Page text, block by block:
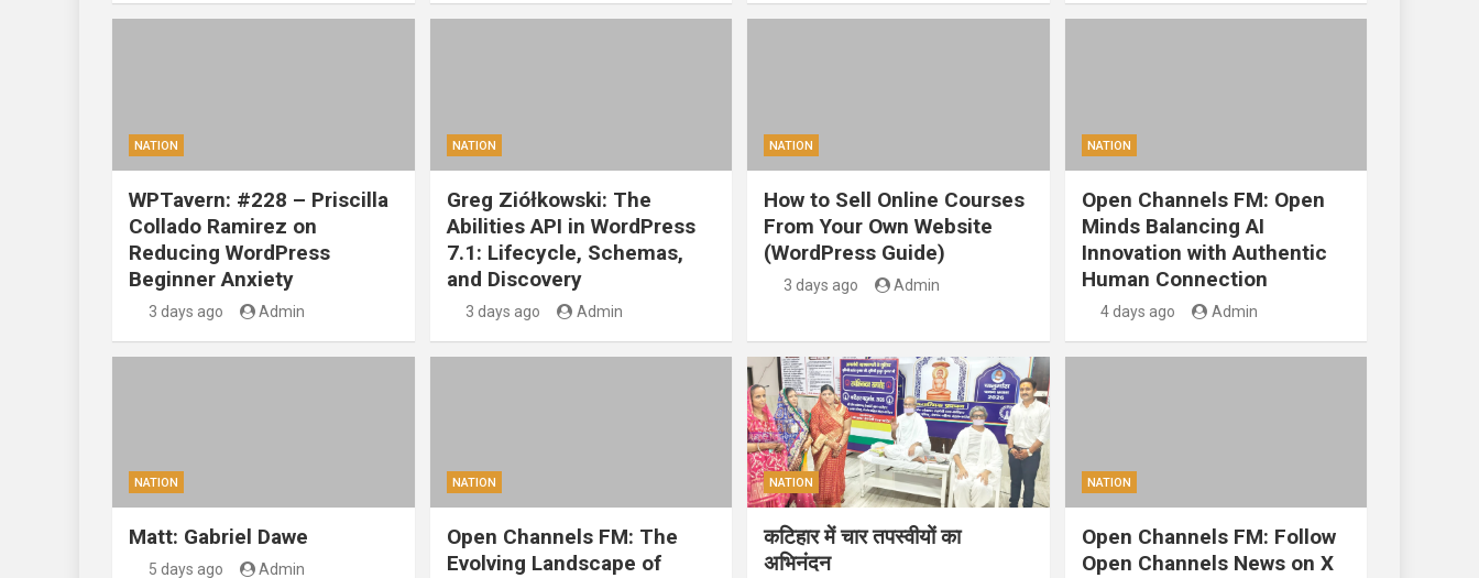
NATION
WPTavern: #228 – Priscilla
Collado Ramirez on
Reducing WordPress
Beginner Anxiety
3 days ago Admin
NATION
Greg Ziółkowski: The
Abilities API in WordPress
7.1: Lifecycle, Schemas,
and Discovery
3 days ago Admin
NATION
How to Sell Online Courses
From Your Own Website
(WordPress Guide)
3 days ago Admin
NATION
Open Channels FM: Open
Minds Balancing AI
Innovation with Authentic
Human Connection
4 days ago Admin
NATION
Matt: Gabriel Dawe
5 days ago Admin
NATION
Open Channels FM: The
Evolving Landscape of
NATION
कटिहार में चार तपस्वीयों का
अभिनंदन
NATION
Open Channels FM: Follow
Open Channels News on X